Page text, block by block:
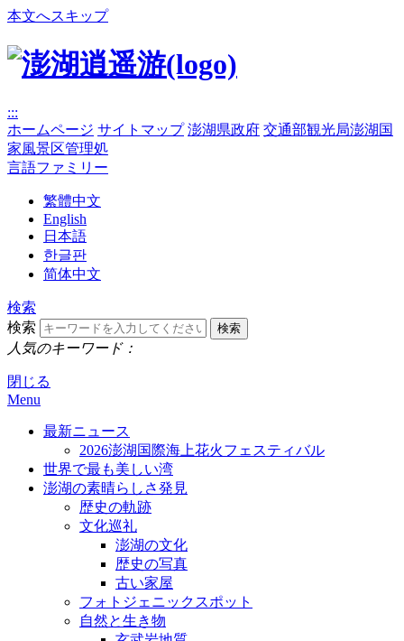
本文へスキップ
:::
ホームページ サイトマップ 澎湖県政府 交通部観光局澎湖国
家風景区管理処
言語ファミリー
繁體中文
English
日本語
한글판
简体中文
検索
検索
人気のキーワード：
閉じる
Menu
最新ニュース
2026澎湖国際海上花火フェスティバル
世界で最も美しい湾
澎湖の素晴らしさ発見
歴史の軌跡
文化巡礼
澎湖の文化
歴史の写真
古い家屋
フォトジェニックスポット
自然と生き物